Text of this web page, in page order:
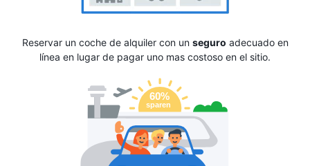
Reservar un coche de alquiler con un seguro adecuado en
línea en lugar de pagar uno mas costoso en el sitio.